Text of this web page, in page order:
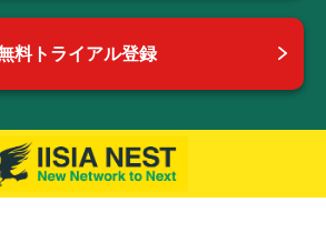
料トライアル登録